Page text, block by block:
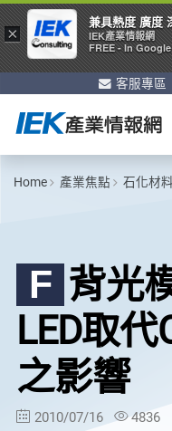
客服專區
Home 產業焦點 石化材料
F 背光
LED取
之影響
2010/07/16 4836
×
兼具熱度 廣度
IEK產業情報網
FREE - In